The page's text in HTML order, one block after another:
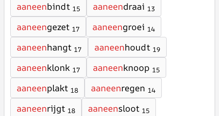
aaneenbindt 15 aaneendraai 13
aaneengezet 17 aaneengroei 14
aaneenhangt 17 aaneenhoudt 19
aaneenklonk 17 aaneenknoop 15
aaneenplakt 18 aaneenregen 14
aaneenrijgt 18 aaneensloot 15